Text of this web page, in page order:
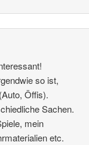
so ist,
Öffis).
Sachen.
mein
etc.